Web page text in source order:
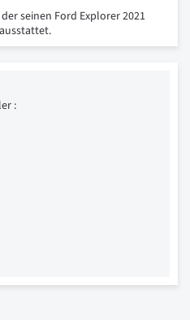
seinen Ford Explorer 2021
: